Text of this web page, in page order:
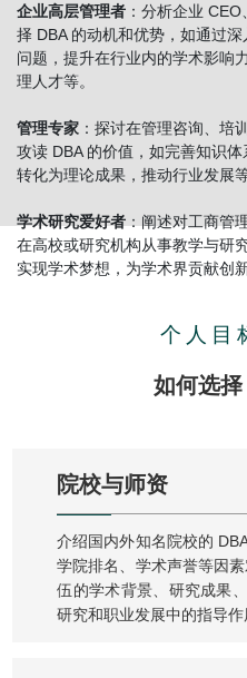
企业高层管理者 ：分析企业
择 DBA 的动机和优势，如通过
问题，提升在行业内的学术影响
理人才等。
管理专家 ：探讨在管理咨询、培
攻读 DBA 的价值，如完善知识
转化为理论成果，推动行业发展等
学术研究爱好者 ：阐述对工商管
在高校或研究机构从事教学与研
实现学术梦想，为学术界贡献创
个人目
如何选择
院校与师资
介绍国内外知名院校的
学院排名、学术声誉等因
伍的学术背景、研究成果
研究和职业发展中的指导作